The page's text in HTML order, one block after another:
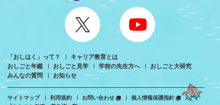
「おしはく」って？
キャリア教育とは
おしごと年鑑
おしごと見学 学校の先生方へ
おしごと大研究
みんなの質問
お知らせ
サイトマップ 利用規約 お問い合わせ
個人情報保護指針